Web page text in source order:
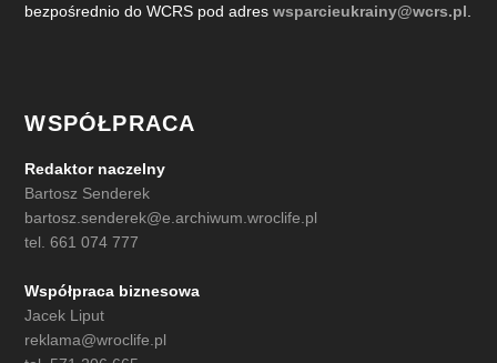
bezpośrednio do WCRS pod adreswsparcieukrainy@wcrs.pl
WSPÓŁPRACA
Redaktor naczelny
Bartosz Senderek
bartosz.senderek@e.archiwum.wroclife.pl
tel. 661 074 777
Współpraca biznesowa
Jacek Liput
reklama@wroclife.pl